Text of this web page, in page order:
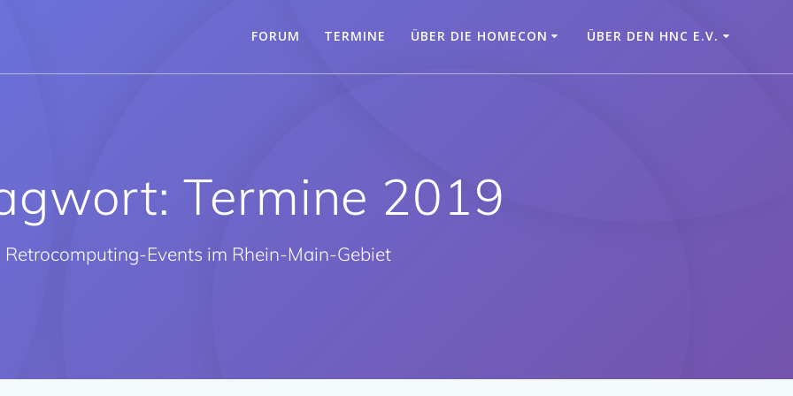
FORUM TERMINE ÜBER DIE HOMECON ÜBER DEN HNC E.V.
Termine 2019
Retrocomputing-Events im Rhein-Main-Gebiet